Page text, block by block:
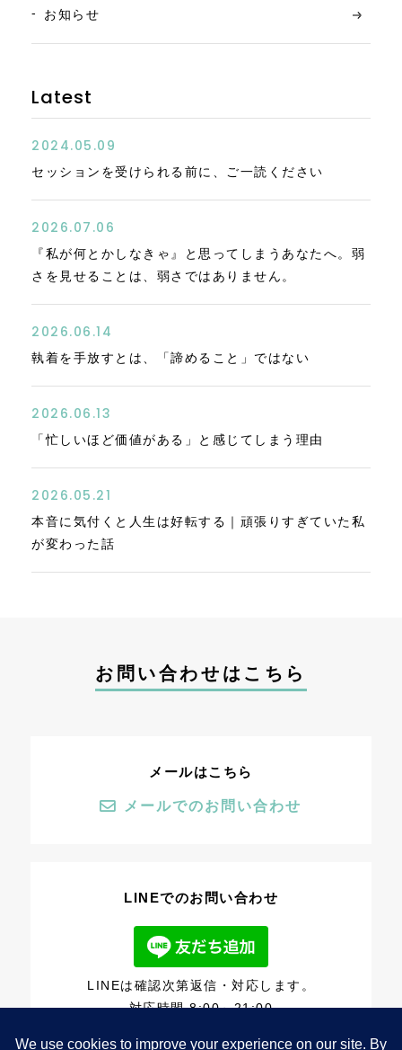
お知らせ
Latest
2024.05.09
セッションを受けられる前に、ご一読ください
2026.07.06
『私が何とかしなきゃ』と思ってしまうあなたへ。弱
さを見せることは、弱さではありません。
2026.06.14
執着を手放すとは、「諦めること」ではない
2026.06.13
「忙しいほど価値がある」と感じてしまう理由
2026.05.21
本音に気付くと人生は好転する｜頑張りすぎていた私
が変わった話
お問い合わせはこちら
メールはこちら
メールでのお問い合わせ
LINEでのお問い合わせ
LINEは確認次第返信・対応します。
対応時間 8:00～21:00